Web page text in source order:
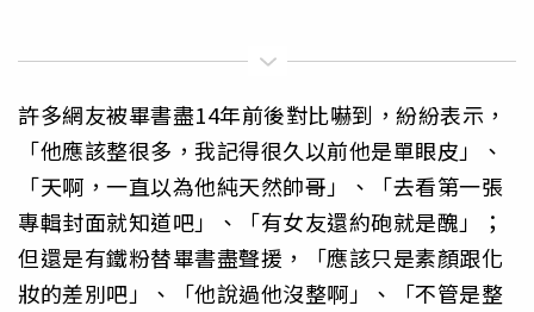
許多網友被畢書盡14年前後對比嚇到，紛紛表示，
「他應該整很多，我記得很久以前他是單眼皮」、
「天啊，一直以為他純天然帥哥」、「去看第一張
專輯封面就知道吧」、「有女友還約砲就是醜」；
但還是有鐵粉替畢書盡聲援，「應該只是素顏跟化
妝的差別吧」、「他說過他沒整啊」、「不管是整